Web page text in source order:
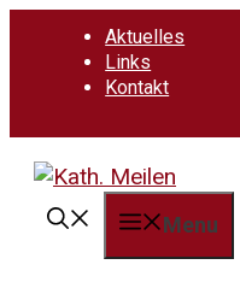
Aktuelles
Links
Kontakt
Menu